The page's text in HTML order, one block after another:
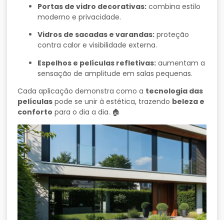
Portas de vidro decorativas: combina estilo
moderno e privacidade.
Vidros de sacadas e varandas: proteção
contra calor e visibilidade externa.
Espelhos e películas refletivas: aumentam a
sensação de amplitude em salas pequenas.
Cada aplicação demonstra como a tecnologia das
películas pode se unir à estética, trazendo beleza e
conforto para o dia a dia. 🏠